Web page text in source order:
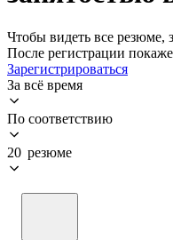
Чтобы видеть все резюме,
После регистрации
Зарегистрироваться
За всё время
По соответствию
20 резюме